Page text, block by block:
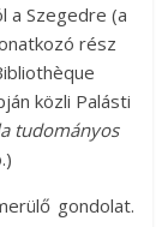
a Szegedre (a
rész
közli Palásti
tudományos
gondolat.